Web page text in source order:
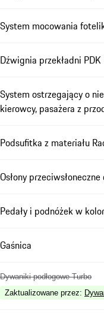
System mocowania
Dźwignia przekładni PDK
System ostrzegający o
kierowcy, pasażera z
Podsufitka z materiału
Osłony
Pedały i podnóżek w
Gaśnica
Dywaniki podłogowe Turbo
Zaktualizowane przez: